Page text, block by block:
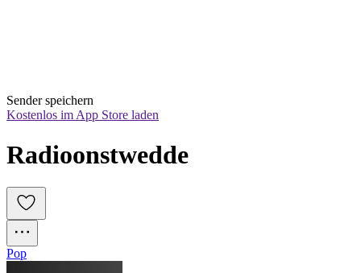
Sender speichern
Kostenlos im App Store laden
Radioonstwedde
Pop